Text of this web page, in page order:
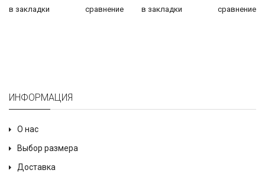
в закладки сравнение в закладки сравнение
ИНФОРМАЦИЯ
О нас
Выбор размера
Доставка